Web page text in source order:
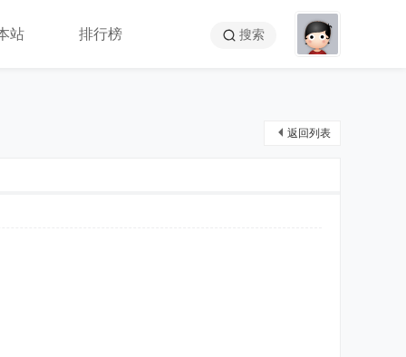
站 排行榜 搜索
返回列表